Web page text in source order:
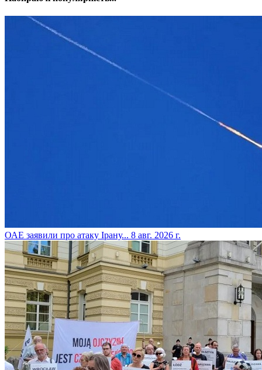
​ОАЕ заявили про атаку Ірану... 8 авг. 2026 г.